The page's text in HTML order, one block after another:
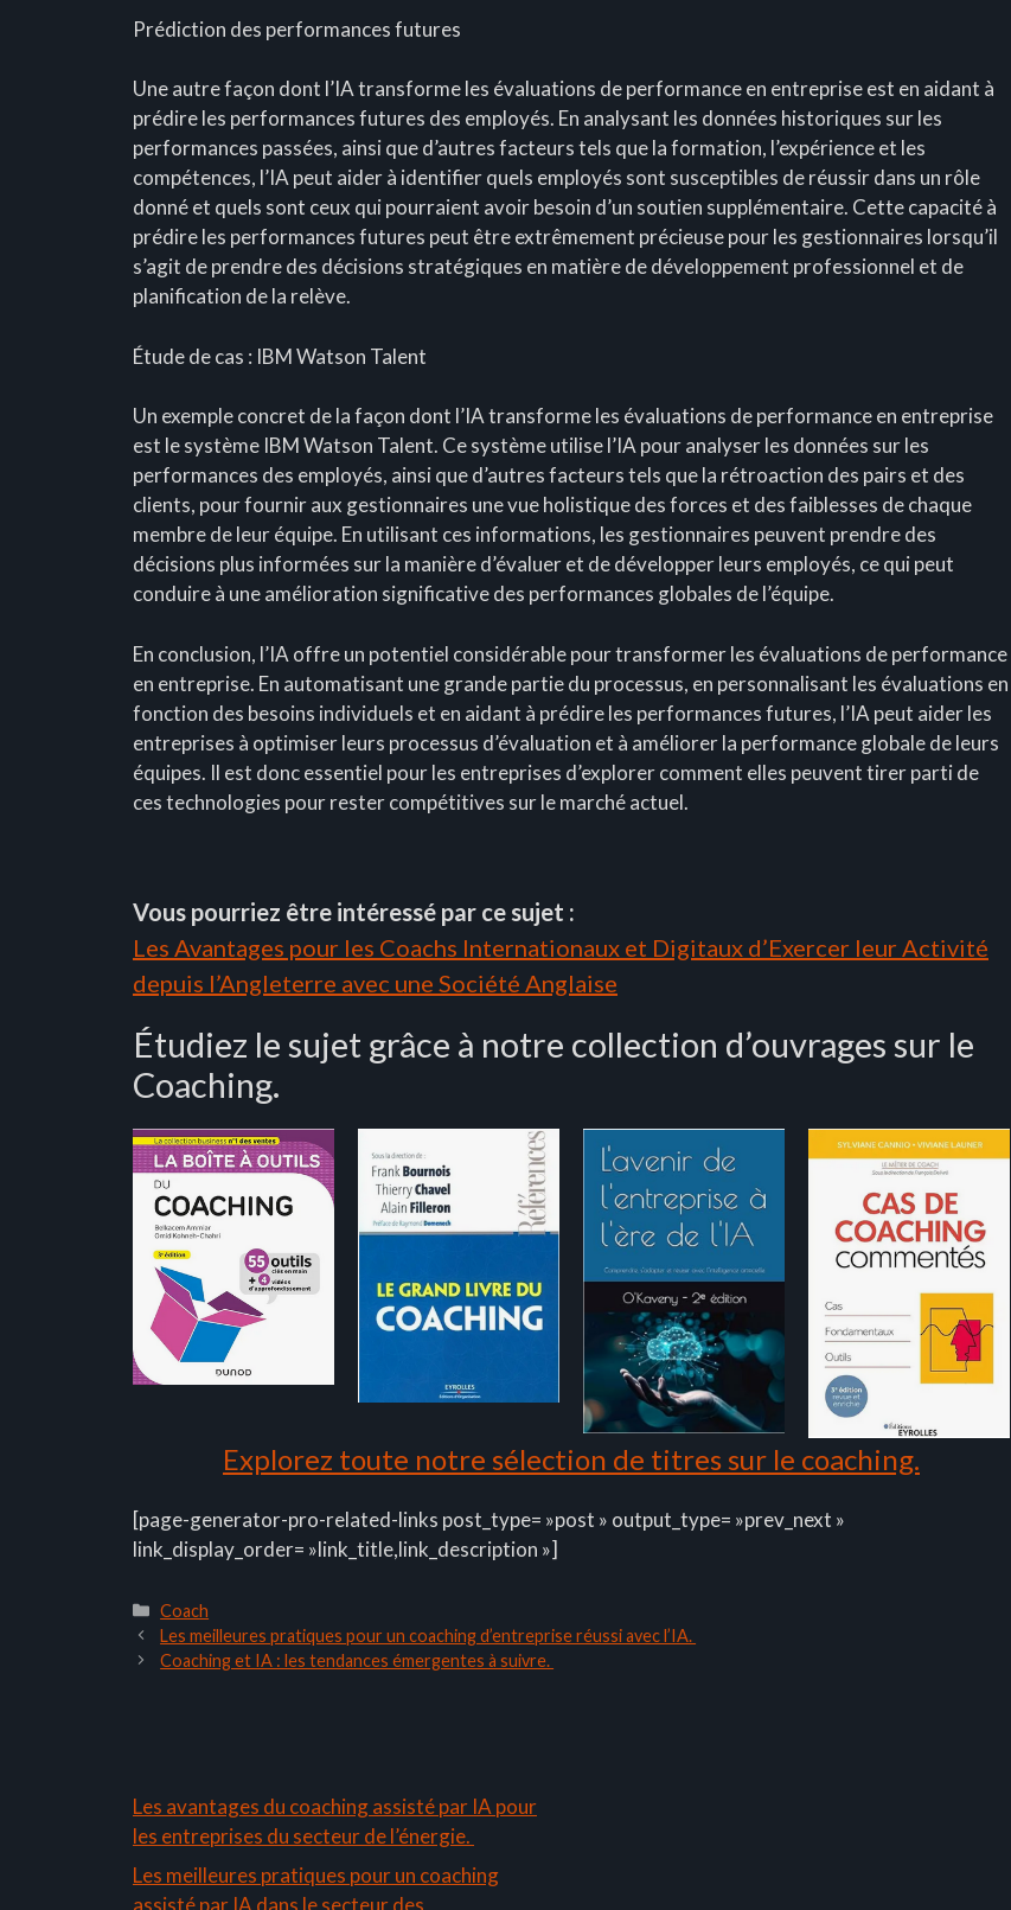
Prédiction des performances futures
Une autre façon dont l’IA transforme les évaluations de performance en entreprise est en aidant à
prédire les performances futures des employés. En analysant les données historiques sur les
performances passées, ainsi que d’autres facteurs tels que la formation, l’expérience et les
compétences, l’IA peut aider à identifier quels employés sont susceptibles de réussir dans un rôle
donné et quels sont ceux qui pourraient avoir besoin d’un soutien supplémentaire. Cette capacité à
prédire les performances futures peut être extrêmement précieuse pour les gestionnaires lorsqu’il
s’agit de prendre des décisions stratégiques en matière de développement professionnel et de
planification de la relève.
Étude de cas : IBM Watson Talent
Un exemple concret de la façon dont l’IA transforme les évaluations de performance en entreprise
est le système IBM Watson Talent. Ce système utilise l’IA pour analyser les données sur les
performances des employés, ainsi que d’autres facteurs tels que la rétroaction des pairs et des
clients, pour fournir aux gestionnaires une vue holistique des forces et des faiblesses de chaque
membre de leur équipe. En utilisant ces informations, les gestionnaires peuvent prendre des
décisions plus informées sur la manière d’évaluer et de développer leurs employés, ce qui peut
conduire à une amélioration significative des performances globales de l’équipe.
En conclusion, l’IA offre un potentiel considérable pour transformer les évaluations de performance
en entreprise. En automatisant une grande partie du processus, en personnalisant les évaluations en
fonction des besoins individuels et en aidant à prédire les performances futures, l’IA peut aider les
entreprises à optimiser leurs processus d’évaluation et à améliorer la performance globale de leurs
équipes. Il est donc essentiel pour les entreprises d’explorer comment elles peuvent tirer parti de
ces technologies pour rester compétitives sur le marché actuel.
Vous pourriez être intéressé par ce sujet :
Les Avantages pour les Coachs Internationaux et Digitaux d’Exercer leur Activité
depuis l’Angleterre avec une Société Anglaise
Étudiez le sujet grâce à notre collection d’ouvrages sur le
Coaching.
Explorez toute notre sélection de titres sur le coaching.
[page-generator-pro-related-links post_type= »post » output_type= »prev_next »
link_display_order= »link_title,link_description »]
Catégories
Coach
Les meilleures pratiques pour un coaching d’entreprise réussi avec l’IA.
Coaching et IA : les tendances émergentes à suivre.
Les avantages du coaching assisté par IA pour
les entreprises du secteur de l’énergie.
Les meilleures pratiques pour un coaching
assisté par IA dans le secteur des